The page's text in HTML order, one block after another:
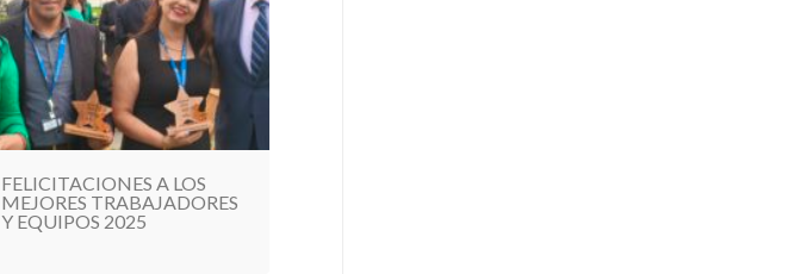
FELICITACIONES A LOS
MEJORES TRABAJADORES
Y EQUIPOS 2025